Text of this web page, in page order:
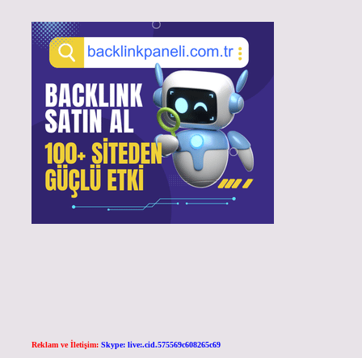
Reklam ve İletişim: Skype: live:.cid.575569c608265c69